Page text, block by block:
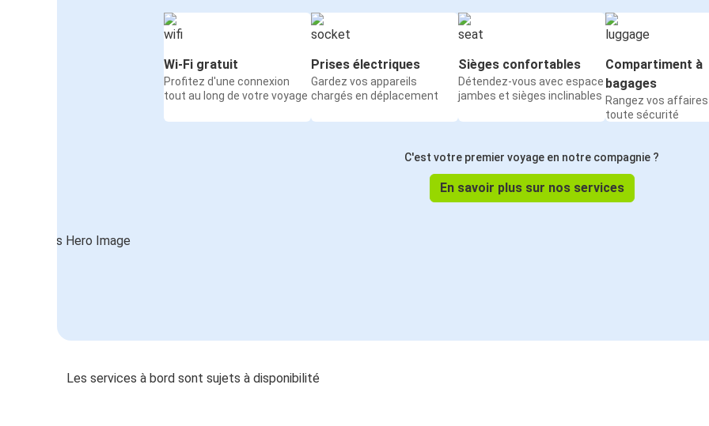
Wi-Fi gratuit
Profitez d'une connexion
tout au long de votre voyage
Prises électriques
Gardez vos appareils
chargés en déplacement
Sièges confortables
Détendez-vous avec espace
jambes et sièges inclinables
Compartiment à
bagages
Rangez vos affaires
toute sécurité
C'est votre premier voyage en notre compagnie ?
En savoir plus sur nos services
Les services à bord sont sujets à disponibilité